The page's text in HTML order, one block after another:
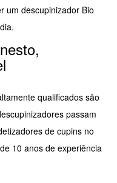
um descupinizador Bio
qualificados são
passam
de cupins no
10 anos de experiência